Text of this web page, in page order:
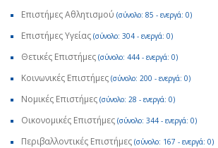
Επιστήμες Αθλητισμού (σύνολο: 85 - ενεργά: 0)
Επιστήμες Υγείας (σύνολο: 304 - ενεργά: 0)
Θετικές Επιστήμες (σύνολο: 444 - ενεργά: 0)
Κοινωνικές Επιστήμες (σύνολο: 200 - ενεργά: 0)
Νομικές Επιστήμες (σύνολο: 28 - ενεργά: 0)
Οικονομικές Επιστήμες (σύνολο: 344 - ενεργά: 0)
Περιβαλλοντικές Επιστήμες (σύνολο: 167 - ενεργά: 0)